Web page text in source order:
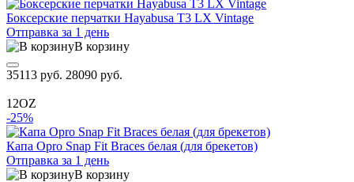
Боксерские перчатки Hayabusa T3 LX Vintage
Отправка за 1 день
В корзину
35113 руб. 28090 руб.
12OZ
-25%
Капа Opro Snap Fit Braces белая (для брекетов)
Отправка за 1 день
В корзину